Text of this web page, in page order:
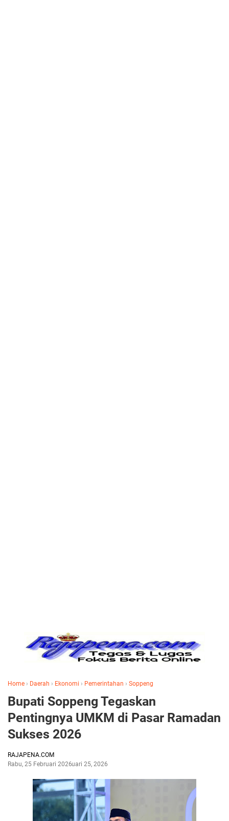
Home › Daerah › Ekonomi › Pemerintahan › Soppeng
Bupati Soppeng Tegaskan
Pentingnya UMKM di Pasar Ramadan
Sukses 2026
RAJAPENA.COM
Rabu, 25 Februari 2026Februari 25, 2026